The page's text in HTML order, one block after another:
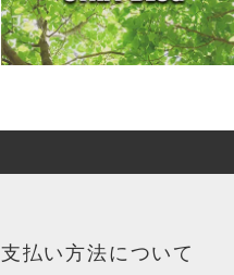
支払い方法について